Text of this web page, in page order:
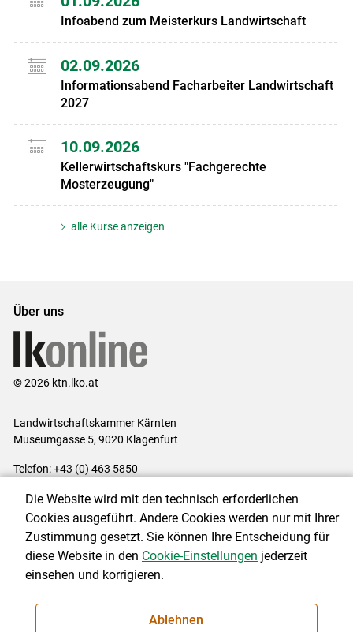
Infoabend zum Meisterkurs Landwirtschaft
02.09.2026
Informationsabend Facharbeiter Landwirtschaft
2027
10.09.2026
Kellerwirtschaftskurs "Fachgerechte
Mosterzeugung"
alle Kurse anzeigen
Über uns
© 2026 ktn.lko.at
Landwirtschaftskammer Kärnten
Museumgasse 5, 9020 Klagenfurt
Telefon: +43 (0) 463 5850
Impressum|Kontakt|Datenschutzerklärung|Barrierefreiheit|
Cookie-Einstellungen
NEWSLETTER
Die Website wird mit den technisch erforderlichen
Cookies ausgeführt. Andere Cookies werden nur mit Ihrer
Zustimmung gesetzt. Sie können Ihre Entscheidung für
diese Website in den Cookie-Einstellungen jederzeit
einsehen und korrigieren.
Ablehnen